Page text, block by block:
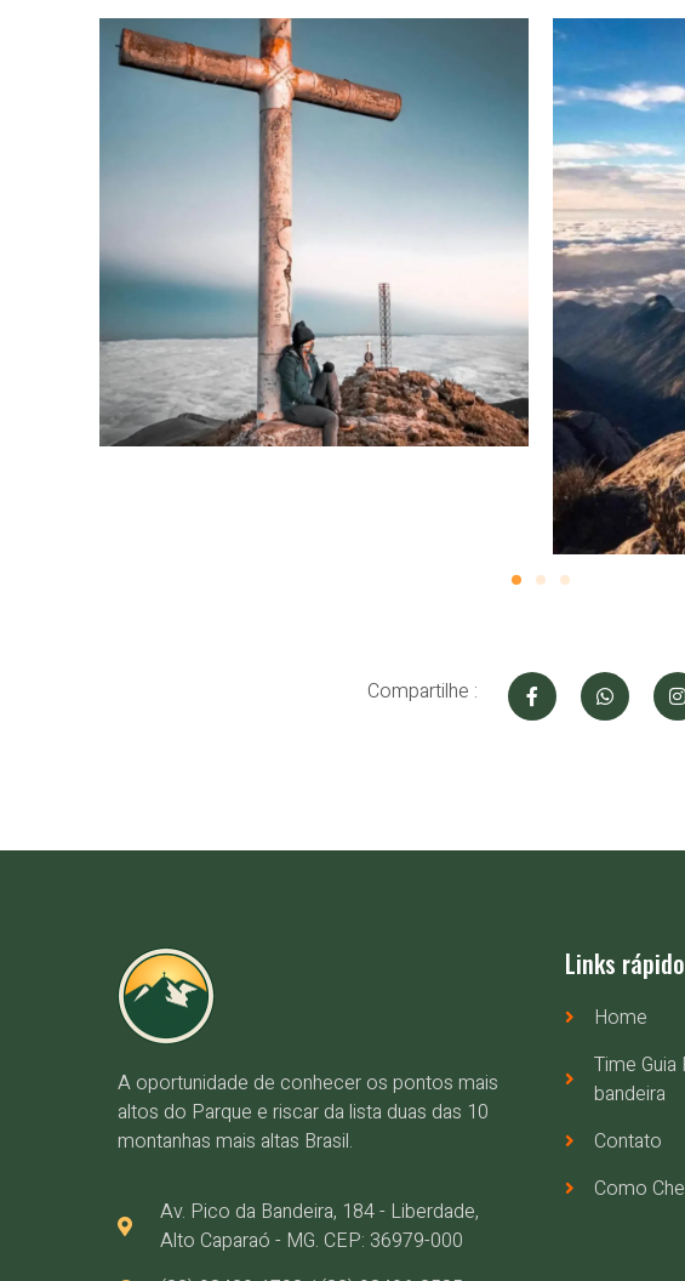
Compartilhe :
A oportunidade de conhecer os pontos mais
altos do Parque e riscar da lista duas das 10
montanhas mais altas Brasil.
Av. Pico da Bandeira, 184 - Liberdade,
Alto Caparaó - MG. CEP: 36979-000
Links
Home
Time
bandeira
Contato
Como